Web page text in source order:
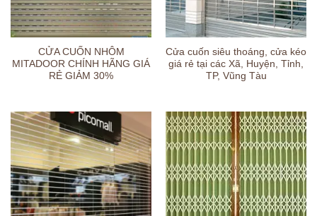
CỬA CUỐN NHÔM
MITADOOR CHÍNH HÃNG GIÁ
RẺ GIẢM 30%
Cửa cuốn siêu thoáng, cửa kéo
giá rẻ tại các Xã, Huyện, Tỉnh,
TP, Vũng Tàu